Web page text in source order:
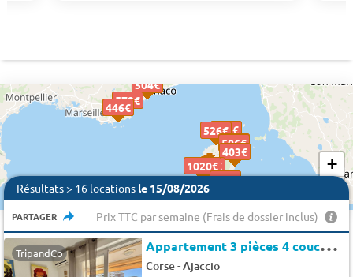
1314 €
446€
543€
403€
506€
579€
504€
479€
1020€
506€
526€
446€
543€
403€
506€
579€
504€
479€
1020€
506€
526€
446€
+
Résultats > 16 locations le 15/08/2026
PARTAGER Prix TTC par semaine (Frais de dossier inclus)
TripandCo A
ppartement 3 pièces 4 couchages AJACCIO - Parc lucie
Corse-Ajaccio